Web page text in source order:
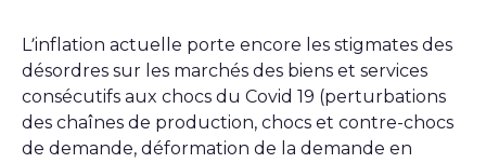
L’inflation actuelle porte encore les stigmates des
désordres sur les marchés des biens et services
consécutifs aux chocs du Covid 19 (perturbations
des chaînes de production, chocs et contre-chocs
de demande, déformation de la demande en